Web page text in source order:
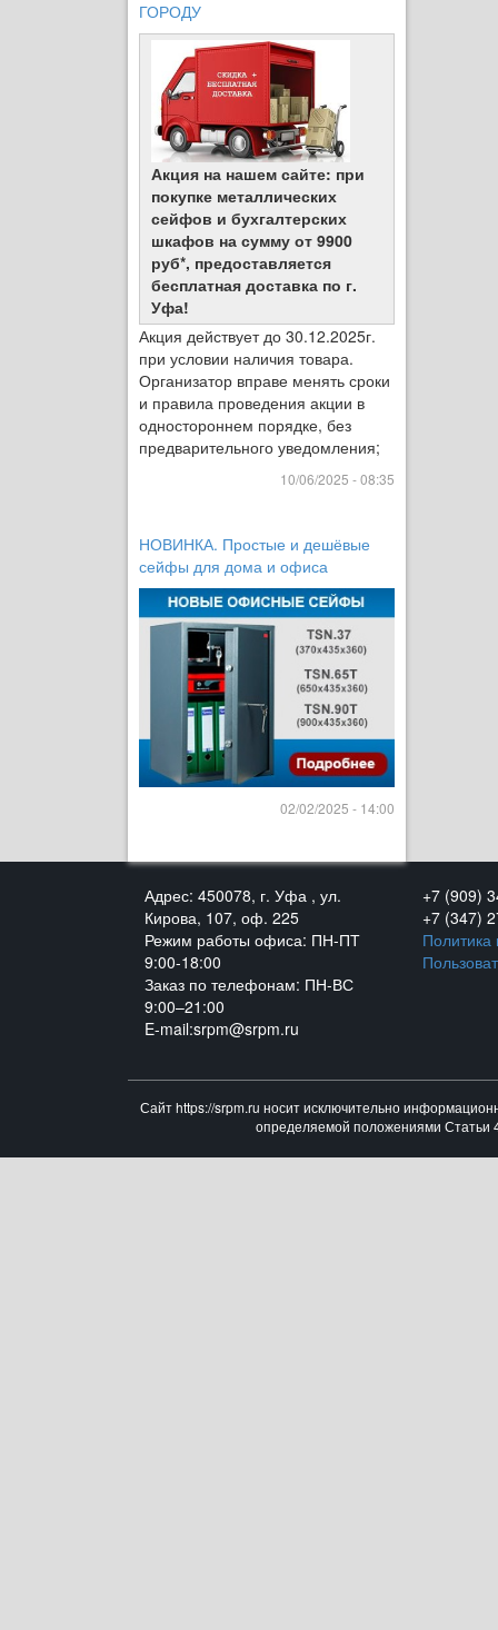
ГОРОДУ
Акция на нашем сайте: при
покупке металлических
сейфов и бухгалтерских
шкафов на сумму от 9900
руб*, предоставляется
бесплатная доставка по г.
Уфа!
Акция действует до 30.12.2025г.
при условии наличия товара.
Организатор вправе менять сроки
и правила проведения акции в
одностороннем порядке, без
предварительного уведомления;
10/06/2025 - 08:35
НОВИНКА. Простые и дешёвые
сейфы для дома и офиса
02/02/2025 - 14:00
Адрес: 450078, г. Уфа , ул.
Кирова, 107, оф. 225
Режим работы офиса: ПН-ПТ
9:00-18:00
Заказ по телефонам: ПН-ВС
9:00–21:00
E-mail:srpm@srpm.ru
+7 (909)
+7 (347)
Сайт https://srpm.ru носит исключительно
определяемой положениями Статьи